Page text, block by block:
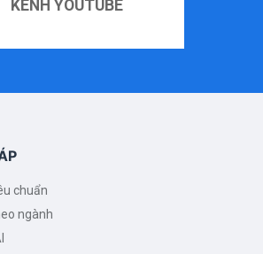
KÊNH YOUTUBE
chuẩn
ngành